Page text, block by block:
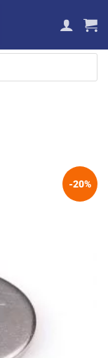
-20%